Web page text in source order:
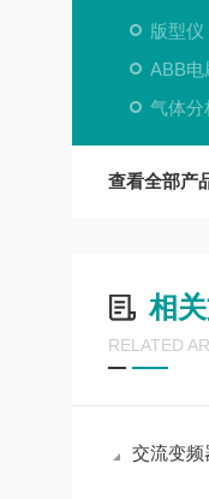
版型仪
ABB电
气体分
查看全部产
相
RELATED
交流变频